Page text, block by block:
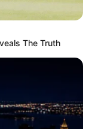
A maior
um
é muito
The Truth